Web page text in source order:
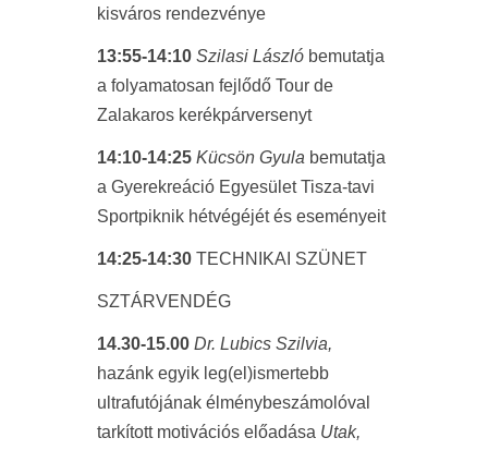
kisváros rendezvénye
13:55-14:10 Szilasi László bemutatja
a folyamatosan fejlődő Tour de
Zalakaros kerékpárversenyt
14:10-14:25 Kücsön Gyula bemutatja
a Gyerekreáció Egyesület Tisza-tavi
Sportpiknik hétvégéjét és eseményeit
14:25-14:30 TECHNIKAI SZÜNET
SZTÁRVENDÉG
14.30-15.00 Dr. Lubics Szilvia,
hazánk egyik leg(el)ismertebb
ultrafutójának élménybeszámolóval
tarkított motivációs előadása Utak,